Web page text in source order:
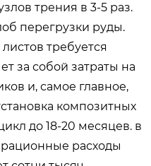
трения в 3-5 раз.
перегрузки руды.
требуется
за собой затраты на
и, самое главное,
композитных
до 18-20 месяцев. в
расходы